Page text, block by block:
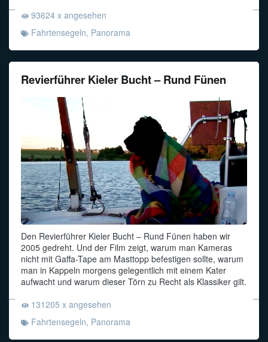
93624 x angesehen
Fahrtensegeln, Panorama
Revierführer Kieler Bucht – Rund Fünen
Den Revierführer Kieler Bucht – Rund Fünen haben wir
2005 gedreht. Und der Film zeigt, warum man Kameras
nicht mit Gaffa-Tape am Masttopp befestigen sollte, warum
man in Kappeln morgens gelegentlich mit einem Kater
aufwacht und warum dieser Törn zu Recht als Klassiker gilt.
131205 x angesehen
Fahrtensegeln, Panorama